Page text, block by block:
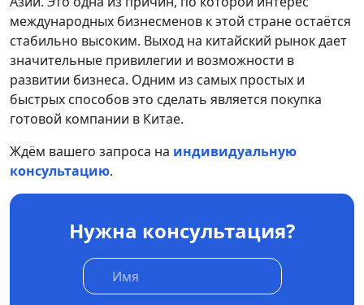
международных бизнесменов к этой стране остаётся
стабильно высоким. Выход на китайский рынок дает
значительные привилегии и возможности в
развитии бизнеса. Одним из самых простых и
быстрых способов это сделать является покупка
готовой компании в Китае.
Ждём вашего запроса на индивидуальную
консультацию.
Нужна консультация?